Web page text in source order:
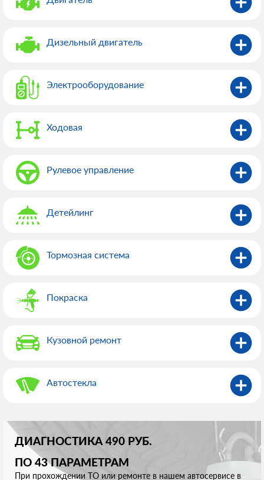
Дизельный двигатель
Электрооборудованиe
Ходовая
Рулевое управление
Детейлинг
Тормозная система
Покраска
Кузовной ремонт
Автостекла
ДИАГНОСТИКА 490 РУБ.
ПО 43 ПАРАМЕТРАМ
При прохождении ТО или ремонте в нашем автосервисе в